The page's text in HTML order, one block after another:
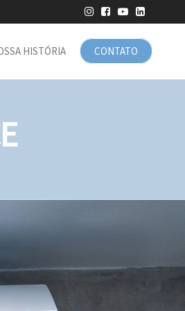
CONTATO
HISTÓRIA